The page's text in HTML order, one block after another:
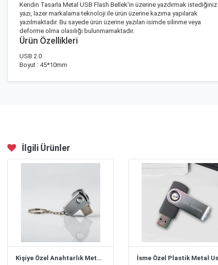
Kendin Tasarla Metal USB Flash Bellek'in üzerine yazdırmak istediğiniz
yazı, lazer markalama teknoloji ile ürün üzerine kazıma yapılarak
yazılmaktadır. Bu sayede ürün üzerine yazılan isimde silinme veya
deforme olma olasılığı bulunmamaktadır.
Ürün Özellikleri
USB 2.0
Boyut : 45*10mm
İlgili Ürünler
Kişiye Özel Anahtarlık Metal Usb Flash Bellek 32 Gb